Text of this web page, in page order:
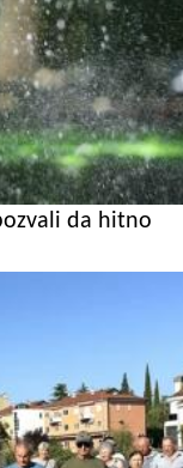
da hitno